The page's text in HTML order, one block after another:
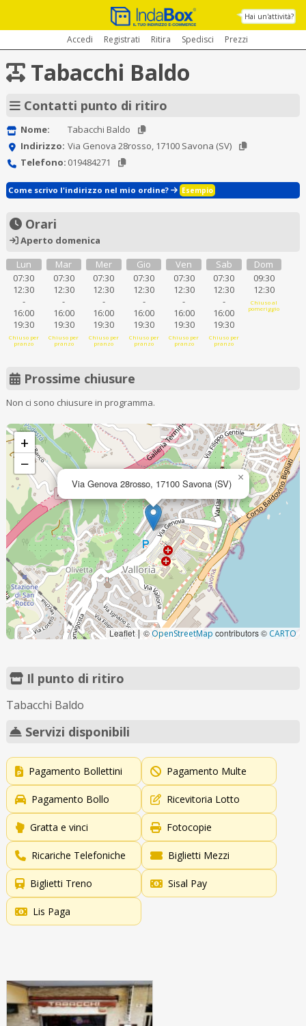
Hai un'attività?
Accedi Registrati Ritira Spedisci Prezzi
Tabacchi Baldo
Contatti punto di ritiro
Nome:
Tabacchi Baldo
Indirizzo: Via Genova 28rosso, 17100 Savona (SV)
Telefono: 019484271
Come scrivo l'indirizzo nel mio ordine? Esempio
Orari
Aperto domenica
Lun
07:30
12:30
-
16:00
19:30
Chiuso per
pranzo
Mar
07:30
12:30
-
16:00
19:30
Chiuso per
pranzo
Mer
07:30
12:30
-
16:00
19:30
Chiuso per
pranzo
Gio
07:30
12:30
-
16:00
19:30
Chiuso per
pranzo
Ven
07:30
12:30
-
16:00
19:30
Chiuso per
pranzo
Sab
07:30
12:30
-
16:00
19:30
Chiuso per
pranzo
Dom
09:30
12:30
Chiuso al
pomeriggio
Prossime chiusure
Non ci sono chiusure in programma.
Via Genova 28rosso, 17100 Savona (SV) ×
+
−
Leaflet| ©OpenStreetMap contributors © CARTO
Il punto di ritiro
Tabacchi Baldo
Servizi disponibili
Pagamento Bollettini Pagamento Multe
Pagamento Bollo Ricevitoria Lotto
Gratta e vinci Fotocopie
Ricariche Telefoniche Biglietti Mezzi
Biglietti Treno Sisal Pay
Lis Paga